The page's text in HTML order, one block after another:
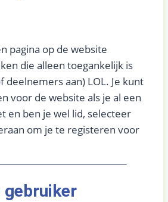
pagina op de website
die alleen toegankelijk is
deelnemers aan) LOL. Je kunt
voor de website als je al een
en ben je wel lid, selecteer
om je te registeren voor
gebruiker​